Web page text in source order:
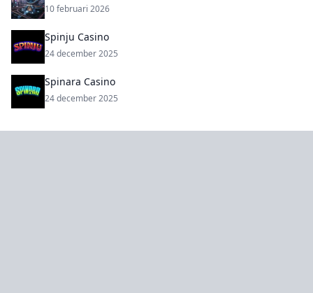
10 februari 2026
Spinju Casino
24 december 2025
Spinara Casino
24 december 2025